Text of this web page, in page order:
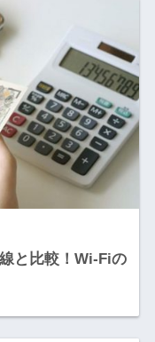
と比較！Wi-Fiの